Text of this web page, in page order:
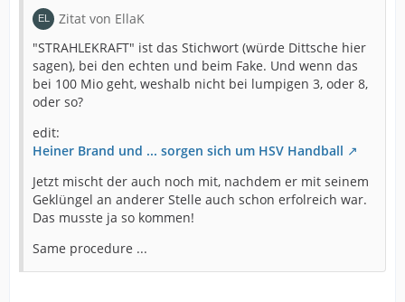
Zitat von EllaK
"STRAHLEKRAFT" ist das Stichwort (würde Dittsche hier
sagen), bei den echten und beim Fake. Und wenn das
bei 100 Mio geht, weshalb nicht bei lumpigen 3, oder 8,
oder so?
edit:
Heiner Brand und ... sorgen sich um HSV Handball
Jetzt mischt der auch noch mit, nachdem er mit seinem
Geklüngel an anderer Stelle auch schon erfolreich war.
Das musste ja so kommen!
Same procedure ...